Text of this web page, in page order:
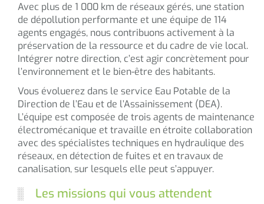
Avec plus de 1 000 km de réseaux gérés, une station
de dépollution performante et une équipe de 114
agents engagés, nous contribuons activement à la
préservation de la ressource et du cadre de vie local.
Intégrer notre direction, c’est agir concrètement pour
l’environnement et le bien-être des habitants.
Vous évoluerez dans le service Eau Potable de la
Direction de l’Eau et de l’Assainissement (DEA).
L’équipe est composée de trois agents de maintenance
électromécanique et travaille en étroite collaboration
avec des spécialistes techniques en hydraulique des
réseaux, en détection de fuites et en travaux de
canalisation, sur lesquels elle peut s’appuyer.
Les missions qui vous attendent